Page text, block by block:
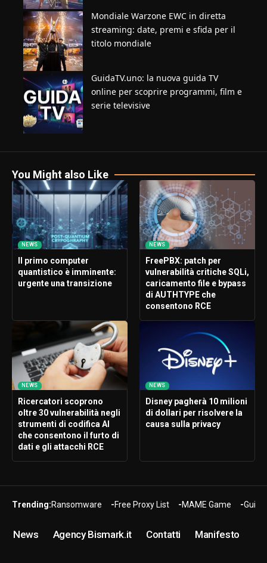
Mondiale Warzone EWC in diretta
streaming: date, premi e sfida per il
titolo mondiale
GuidaTV.uno: la nuova guida TV
online per scoprire programmi, film e
serie televisive
You Might also Like
NEWS
Il primo computer
quantistico è imminente:
urgente una transizione
NEWS
FreePBX: patch per
vulnerabilità critiche SQLi,
caricamento file e bypass
di AUTHTYPE che
consentono RCE
NEWS
Ricercatori scoprono
oltre 30 vulnerabilità negli
strumenti di codifica AI
che consentono il furto di
dati e gli attacchi RCE
NEWS
Disney pagherà 10 milioni
di dollari per risolvere la
causa sulla privacy
Trending:Ransomware Free Proxy List MAME Game Guide
News Agency Bismark.it Contatti Manifesto